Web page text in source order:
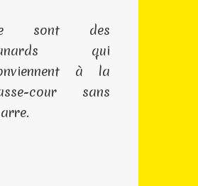
sont des
qui
à la
cour sans